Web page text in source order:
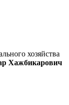
хозяйства
Хажбикарович